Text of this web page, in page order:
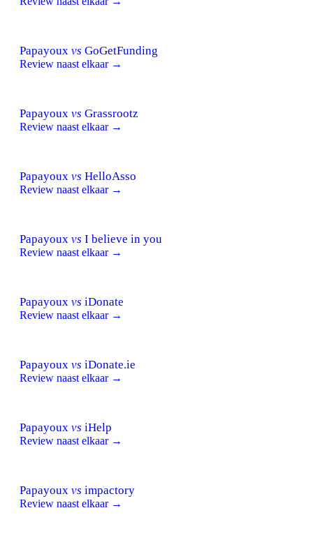
Papayoux vs GoGetFunding
Review naast elkaar →
Papayoux vs Grassrootz
Review naast elkaar →
Papayoux vs HelloAsso
Review naast elkaar →
Papayoux vs I believe in you
Review naast elkaar →
Papayoux vs iDonate
Review naast elkaar →
Papayoux vs iDonate.ie
Review naast elkaar →
Papayoux vs iHelp
Review naast elkaar →
Papayoux vs impactory
Review naast elkaar →